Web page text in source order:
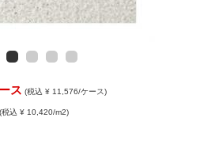
ス (税込 ¥ 11,576/ケース)
(税込 ¥ 10,420/m2)